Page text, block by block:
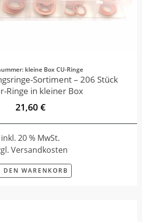
kleine Box CU-Ringe
Sortiment – 206 Stück
Ringe in kleiner Box
21,60 €
inkl. 20 % MwSt.
Versandkosten
DEN WARENKORB